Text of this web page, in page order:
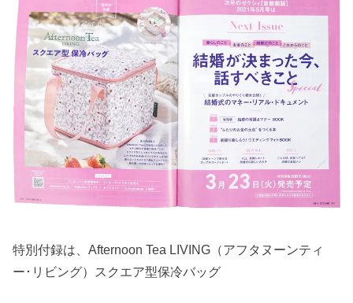
特別付録は、Afternoon Tea LIVING（アフタヌーンティ
ー･リビング）スクエア型保冷バッグ